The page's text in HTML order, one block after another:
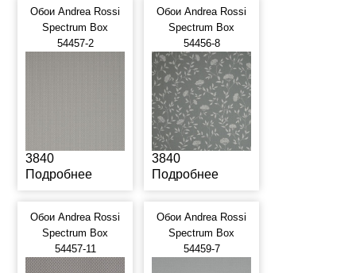
Обои Andrea Rossi
Spectrum Box
54457-2
3840
Подробнее
Обои Andrea Rossi
Spectrum Box
54456-8
3840
Подробнее
Обои Andrea Rossi
Spectrum Box
54457-11
Обои Andrea Rossi
Spectrum Box
54459-7